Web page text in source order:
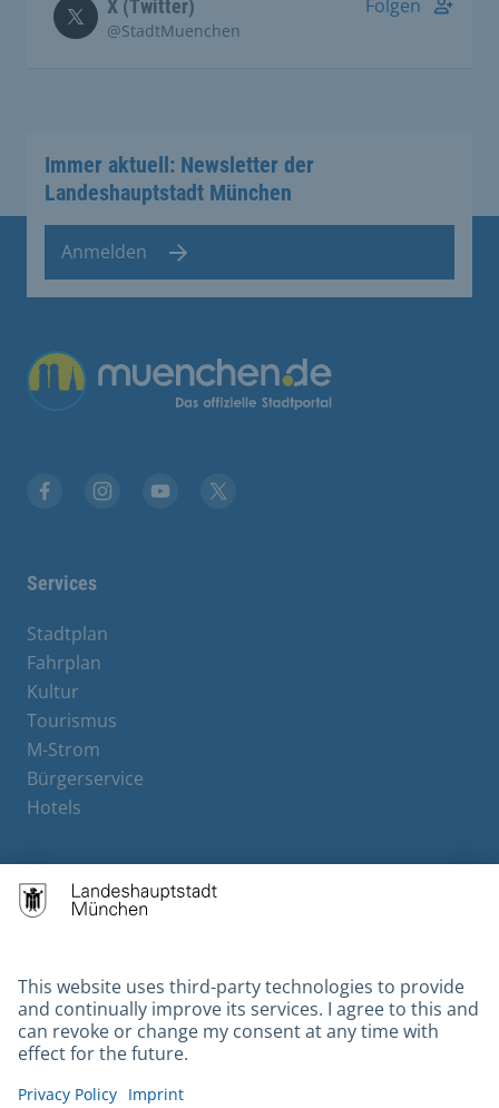
X (Twitter)
@StadtMuenchen
Folgen
Immer aktuell: Newsletter der
Landeshauptstadt München
Anmelden
Übergreifende Links
Services
Stadtplan
Fahrplan
Kultur
Tourismus
M-Strom
Bürgerservice
Hotels
Contact
Gebärdensprache
Datenschutz
Kontakt